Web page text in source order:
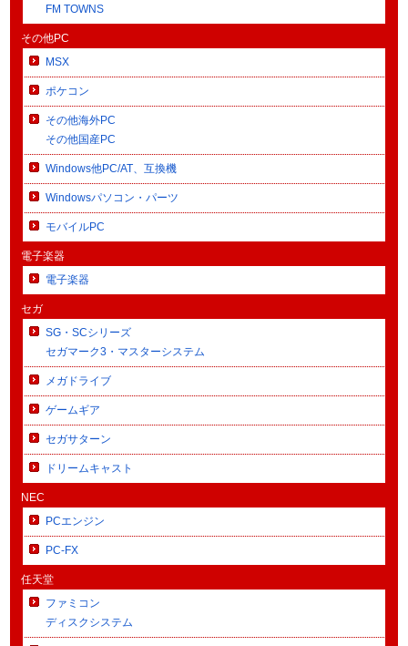
FM TOWNS
その他PC
MSX
ポケコン
その他海外PC
その他国産PC
Windows他PC/AT、互換機
Windowsパソコン・パーツ
モバイルPC
電子楽器
電子楽器
セガ
SG・SCシリーズ
セガマーク3・マスターシステム
メガドライブ
ゲームギア
セガサターン
ドリームキャスト
NEC
PCエンジン
PC-FX
任天堂
ファミコン
ディスクシステム